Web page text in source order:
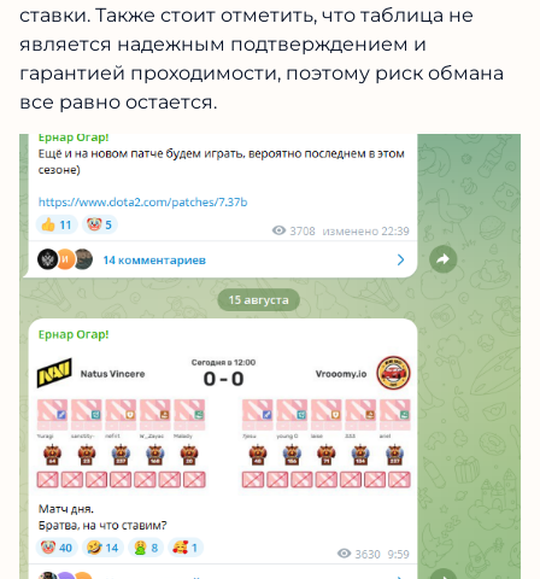
ставки. Также стоит отметить, что таблица не
является надежным подтверждением и
гарантией проходимости, поэтому риск обмана
все равно остается.